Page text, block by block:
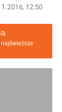
12:50